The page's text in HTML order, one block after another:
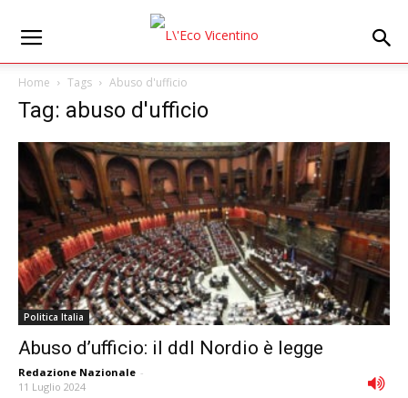
Home Tags Abuso d'ufficio
Tag: abuso d'ufficio
Politica Italia
Abuso d’ufficio: il ddl Nordio è legge
Redazione Nazionale -
11 Luglio 2024